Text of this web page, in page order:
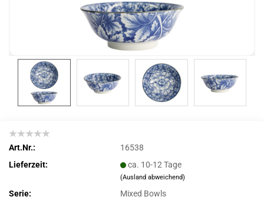
Art.Nr.:
16538
Lieferzeit:
ca. 10-12 Tage
(Ausland abweichend)
Serie: Mixed Bowls